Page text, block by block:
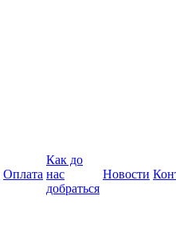
Оплата
Как до
нас
добраться
Новости